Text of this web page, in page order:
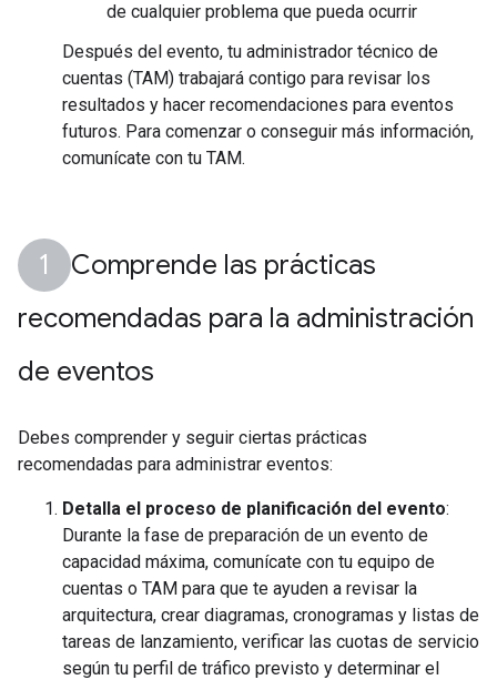
de cualquier problema que pueda ocurrir
Después del evento, tu administrador técnico de
cuentas (TAM) trabajará contigo para revisar los
resultados y hacer recomendaciones para eventos
futuros. Para comenzar o conseguir más información,
comunícate con tu TAM.
Comprende las prácticas
recomendadas para la administración
de eventos
Debes comprender y seguir ciertas prácticas
recomendadas para administrar eventos:
Detalla el proceso de planificación del evento:
Durante la fase de preparación de un evento de
capacidad máxima, comunícate con tu equipo de
cuentas o TAM para que te ayuden a revisar la
arquitectura, crear diagramas, cronogramas y listas de
tareas de lanzamiento, verificar las cuotas de servicio
según tu perfil de tráfico previsto y determinar el